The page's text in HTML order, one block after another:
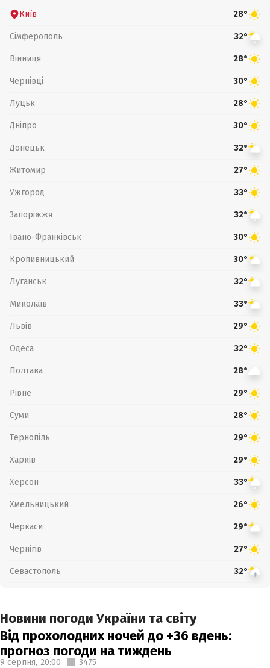
Київ 28°
Сімферополь 32°
Вінниця 28°
Чернівці 30°
Луцьк 28°
Дніпро 30°
Донецьк 32°
Житомир 27°
Ужгород 33°
Запоріжжя 32°
Івано-Франківськ 30°
Кропивницький 30°
Луганськ 32°
Миколаїв 33°
Львів 29°
Одеса 32°
Полтава 28°
Рівне 29°
Суми 28°
Тернопіль 29°
Харків 29°
Херсон 33°
Хмельницький 26°
Черкаси 29°
Чернігів 27°
Севастополь 32°
Новини погоди України та світу
Від прохолодних ночей до +36 вдень:
прогноз погоди на тиждень
9 серпня, 20:00 3475